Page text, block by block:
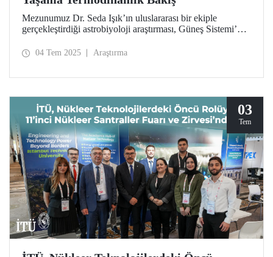
Mezunumuz Dr. Seda Işık’ın uluslararası bir ekiple
gerçekleştirdiği astrobiyoloji araştırması, Güneş Sistemi’nin
bakışla değerli bulgular sundu. Çalışma, NASA/JPL
04 Tem 2025 Araştırma
03
Tem